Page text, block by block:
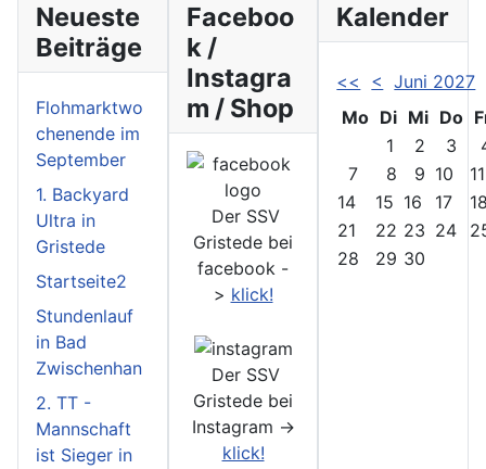
Neueste
Beiträge
Flohmarktwo
chenende im
September
1. Backyard
Ultra in
Gristede
Startseite2
Stundenlauf
in Bad
Zwischenhan
2. TT -
Mannschaft
ist Sieger in
Faceboo
k /
Instagra
m / Shop
Der SSV
Gristede bei
facebook -
> klick!
Der SSV
Gristede bei
Instagram ->
klick!
Kalender
<< <
Juni 2027
Mo Di Mi Do
1
2 3
7
8 9 10
11
14
15 16 17
21
22 23 24
28
29 30